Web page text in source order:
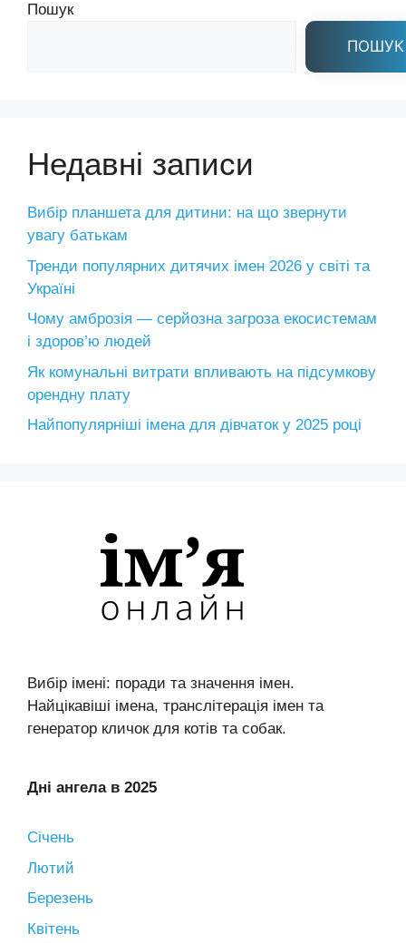
Пошук
ПОШУК
Недавні записи
Вибір планшета для дитини: на що звернути
увагу батькам
Тренди популярних дитячих імен 2026 у світі та
Україні
Чому амброзія — серйозна загроза екосистемам
і здоров’ю людей
Як комунальні витрати впливають на підсумкову
орендну плату
Найпопулярніші імена для дівчаток у 2025 році
Вибір імені: поради та значення імен.
Найцікавіші імена, транслітерація імен та
генератор кличок для котів та собак.
Дні ангела в 2025
Січень
Лютий
Березень
Квітень